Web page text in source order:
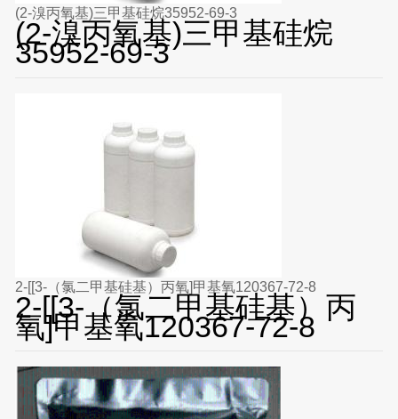
(2-溴丙氧基)三甲基硅烷35952-69-3
(2-溴丙氧基)三甲基硅烷
35952-69-3
2-[[3-（氯二甲基硅基）丙氧]甲基氧120367-72-8
2-[[3-（氯二甲基硅基）丙
氧]甲基氧120367-72-8